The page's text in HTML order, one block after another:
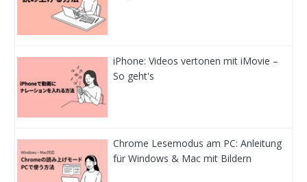
iPhone: Videos vertonen mit iMovie –
So geht's
Chrome Lesemodus am PC: Anleitung
für Windows & Mac mit Bildern